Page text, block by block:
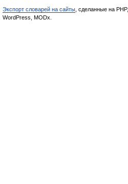
Экспорт словарей на сайты , сделанные на PHP,
WordPress, MODx.